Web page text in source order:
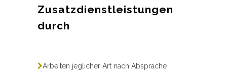
Zusatzdienstleistungen
durch
Arbeiten jeglicher Art nach Absprache